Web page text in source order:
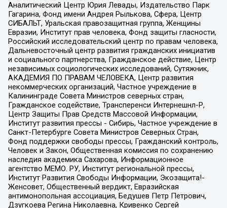
Аналитический Центр Юрия Левады, Издательство Парк
Гагарина, Фонд имени Андрея Рылькова, Сфера, Центр
СИБАЛЬТ, Уральская правозащитная группа, Женщины
Евразии, Институт прав человека, Фонд защиты гласности,
Российский исследовательский центр по правам человека,
Дальневосточный центр развития гражданских инициатив
и социального партнерства, Гражданское действие, Центр
независимых социологических исследований, Сутяжник,
АКАДЕМИЯ ПО ПРАВАМ ЧЕЛОВЕКА, Центр развития
некоммерческих организаций, Частное учреждение в
Калининграде Совета Министров северных стран,
Гражданское содействие, Трансперенси Интернешнл-Р,
Центр Защиты Прав Средств Массовой Информации,
Институт развития прессы - Сибирь, Частное учреждение в
Санкт-Петербурге Совета Министров Северных Стран,
Фонд поддержки свободы прессы, Гражданский контроль,
Человек и Закон, Общественная комиссия по сохранению
наследия академика Сахарова, Информационное
агентство МЕМО. РУ, Институт региональной прессы,
Институт Развития Свободы Информации, Экозащита!-
Женсовет, Общественный вердикт, Евразийская
антимонопольная ассоциация, Бедушев Петр Петрович,
Дзугкоева Регина Николаевна, Кривенко Сергей